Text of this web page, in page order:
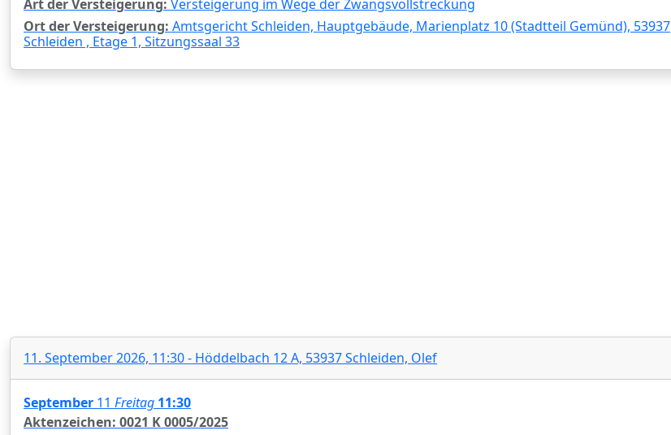
Art der Versteigerung: Versteigerung im Wege der Zwangsvollstreckung
Ort der Versteigerung: Amtsgericht Schleiden, Hauptgebäude, Marienplatz 10 (Stadtteil Gemünd), 53937
Schleiden , Etage 1, Sitzungssaal 33
11. September 2026, 11:30 - Höddelbach 12 A, 53937 Schleiden, Olef
September 11 Freitag 11:30
Aktenzeichen: 0021 K 0005/2025